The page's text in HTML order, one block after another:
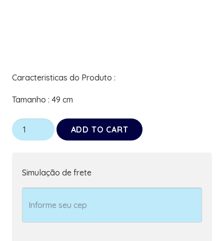
Caracteristicas do Produto :
Tamanho : 49 cm
Kit
2
Cabeça
para
ADD TO CART
Simulação de frete